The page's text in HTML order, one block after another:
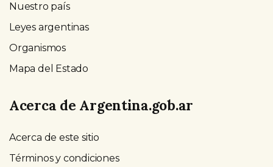
Nuestro país
Leyes argentinas
Organismos
Mapa del Estado
Acerca de Argentina.gob.ar
Acerca de este sitio
Términos y condiciones